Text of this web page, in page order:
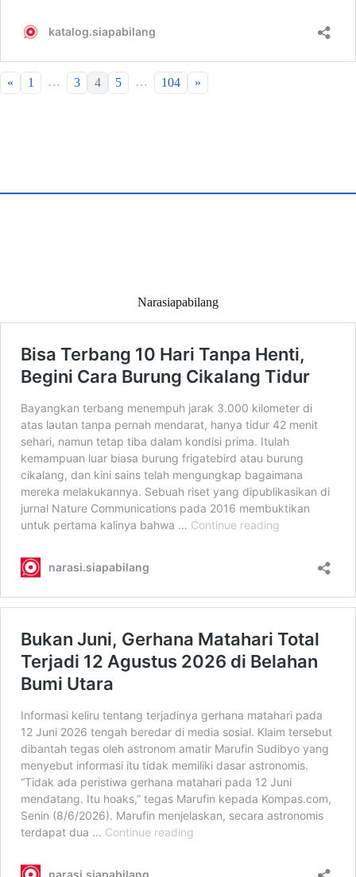
« 1 … 3 4 5 … 104 »
Narasiapabilang